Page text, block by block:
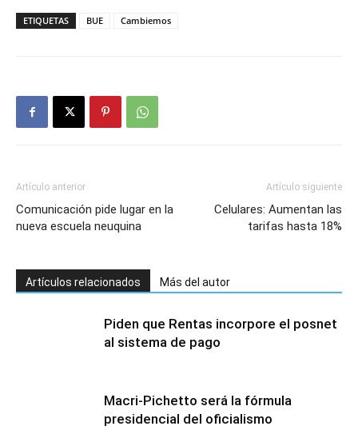
ETIQUETAS BUE Cambiemos
Artículo anterior
Comunicación pide lugar en la
nueva escuela neuquina
Artículo siguiente
Celulares: Aumentan las
tarifas hasta 18%
Artículos relacionados Más del autor
Piden que Rentas incorpore el posnet
al sistema de pago
Macri-Pichetto será la fórmula
presidencial del oficialismo